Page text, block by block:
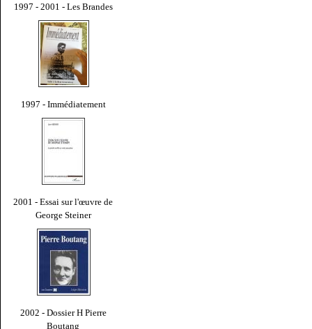
1997 - 2001 - Les Brandes
1997 - Immédiatement
2001 - Essai sur l'œuvre de
George Steiner
2002 - Dossier H Pierre
Boutang